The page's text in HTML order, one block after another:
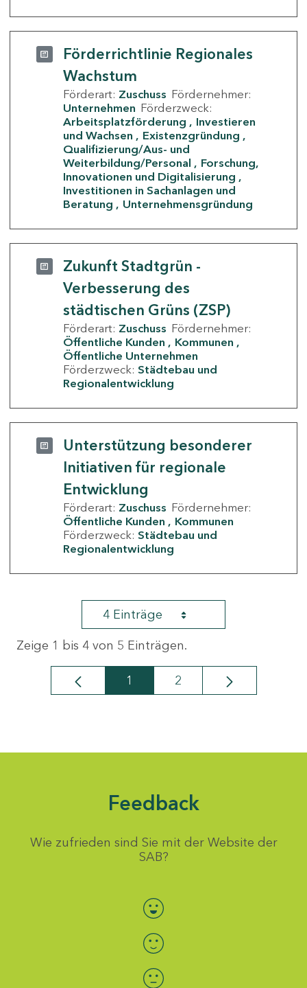
Förderrichtlinie Regionales
Wachstum
Förderart: Zuschuss Fördernehmer:
Unternehmen Förderzweck:
Arbeitsplatzförderung
Investieren
und Wachsen
Existenzgründung
Qualifizierung/Aus- und
Weiterbildung/Personal
Forschung,
Innovationen und Digitalisierung
Investitionen in Sachanlagen und
Beratung
Unternehmensgründung
Zukunft Stadtgrün -
Verbesserung des
städtischen Grüns (ZSP)
Förderart: Zuschuss Fördernehmer:
Öffentliche Kunden
Kommunen
Öffentliche Unternehmen
Förderzweck: Städtebau und
Regionalentwicklung
Unterstützung besonderer
Initiativen für regionale
Entwicklung
Förderart: Zuschuss Fördernehmer:
Öffentliche Kunden
Kommunen
Förderzweck: Städtebau und
Regionalentwicklung
4 Einträge
Zeige 1 bis 4 von 5 Einträgen.
Seite
1 Seite
2
Feedback
Wie zufrieden sind Sie mit der Website der
SAB?
Bewertung auswählen